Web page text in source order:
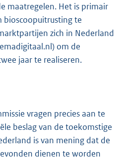
maatregelen. Het is primair
te
zich in Nederland
om de
jaar te realiseren.
vragen precies aan te
beslag van de toekomstige
is van mening dat de
dienen te worden